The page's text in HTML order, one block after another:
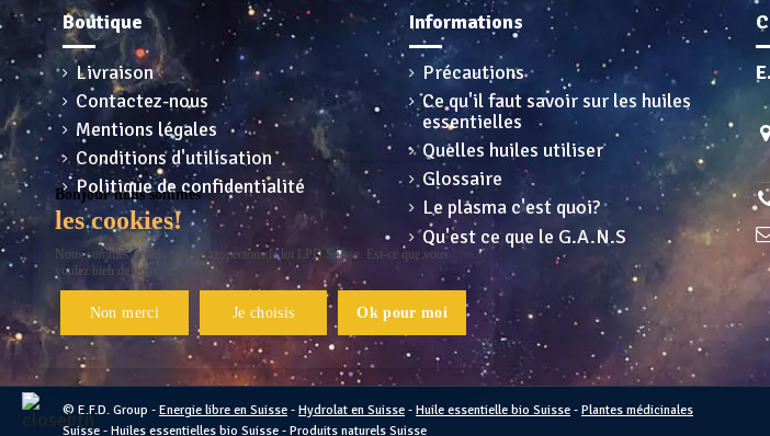
Boutique
Livraison
Contactez-nous
Mentions légales
Conditions d'utilisation
Politique de confidentialité
Informations
Précautions
Ce qu'il faut savoir sur les huiles
essentielles
Quelles huiles utiliser
Glossaire
Le plasma c'est quoi?
Qu'est ce que le G.A.N.S
© E.F.D. Group - Energie libre en Suisse - Hydrolat en Suisse - Huile essentielle bio Suisse - Plantes médicinales
Suisse - Huiles essentielles bio Suisse - Produits naturels Suisse
Bonjour nous sommes
les cookies!
Nous sommes gentils et nous respectons la loi LPD Suisse. Est-ce que vous
voulez bien de nous ?
Non merci Je choisis Ok pour moi